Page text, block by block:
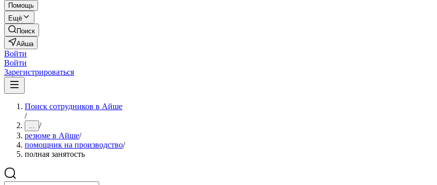
Помощь
Ещё
Поиск
Айша
Войти
Войти
Зарегистрироваться
Поиск сотрудников в Айше
/
... /
резюме в Айше/
помощник на производство/
полная занятость